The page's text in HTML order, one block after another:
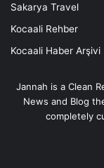
Sakarya Travel
Kocaali Rehber
Kocaali Haber Arşivi
Jannah is a Clean
News and Blog
completely